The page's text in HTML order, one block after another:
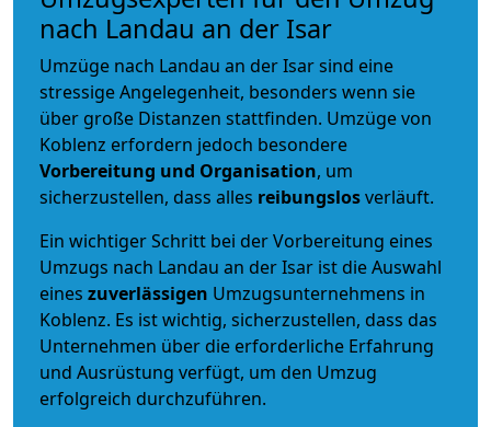
nach Landau an der Isar
Umzüge nach Landau an der Isar sind eine
stressige Angelegenheit, besonders wenn sie
über große Distanzen stattfinden. Umzüge von
Koblenz erfordern jedoch besondere
Vorbereitung und Organisation, um
sicherzustellen, dass alles reibungslosverläuft.
Ein wichtiger Schritt bei der Vorbereitung eines
Umzugs nach Landau an der Isar ist die Auswahl
eines zuverlässigen Umzugsunternehmens in
Koblenz. Es ist wichtig, sicherzustellen, dass das
Unternehmen über die erforderliche Erfahrung
und Ausrüstung verfügt, um den Umzug
erfolgreich durchzuführen.